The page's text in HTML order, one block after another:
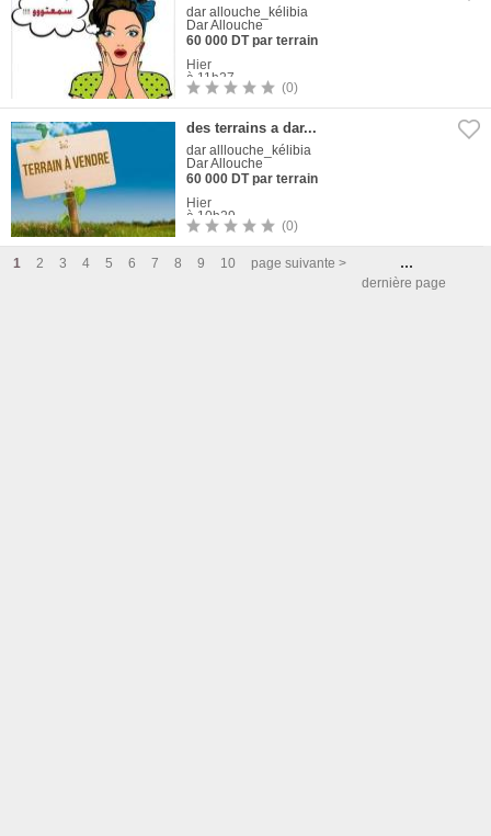
Hier
à 11h27
dar allouche_kélibia
Dar Allouche
60 000 DT par terrain
(0)
des terrains a dar...
Hier
à 10h29
dar alllouche_kélibia
Dar Allouche
60 000 DT par terrain
(0)
1 2 3 4 5 6 7 8 9 10 ...
page suivante >
dernière page